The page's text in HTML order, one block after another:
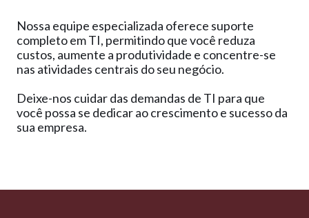
Nossa equipe especializada oferece suporte
completo em TI, permitindo que você reduza
custos, aumente a produtividade e concentre-se
nas atividades centrais do seu negócio.
Deixe-nos cuidar das demandas de TI para que
você possa se dedicar ao crescimento e sucesso da
sua empresa.